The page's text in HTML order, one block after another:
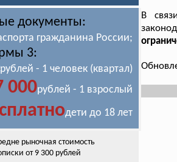
документы:
гражданина России;
3:
рублей - 1 человек (квартал)
000рублей - 1 взрослый
дети до 18 лет
рыночная стоимость
от 9 300 рублей
В